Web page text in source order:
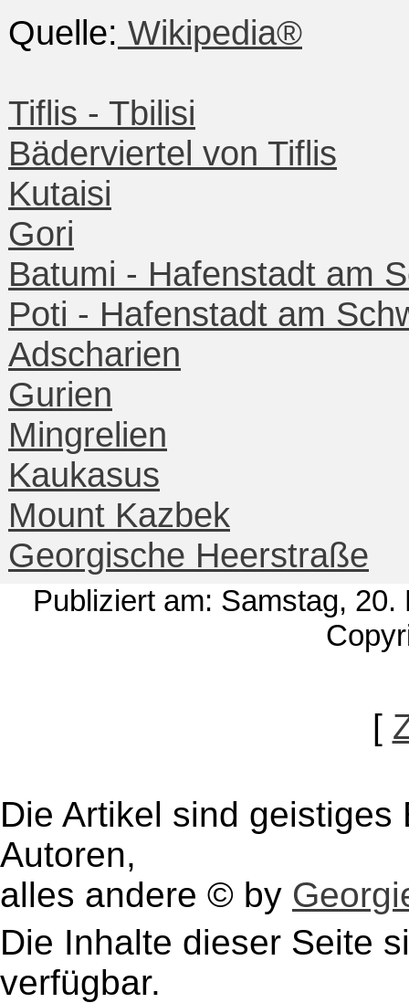
Quelle: Wikipedia®
Tiflis - Tbilisi
Bäderviertel von Tiflis
Kutaisi
Gori
Batumi - Hafenstadt am
Poti - Hafenstadt am
Adscharien
Gurien
Mingrelien
Kaukasus
Mount Kazbek
Georgische Heerstraße
Publiziert am: Samstag,
[
Die Artikel sind
Autoren,
alles andere © by
Die Inhalte dieser Seite
verfügbar.